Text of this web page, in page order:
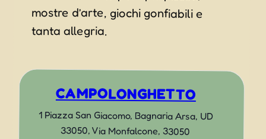
tanta allegria.
CAMPOLONGHETTO
1 Piazza San Giacomo, Bagnaria Arsa, UD
33050, Via Monfalcone, 33050